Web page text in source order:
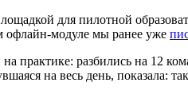
для пилотной
офлайн-модуле мы ранее уже
практике: разбились на 12
на весь день, показала: